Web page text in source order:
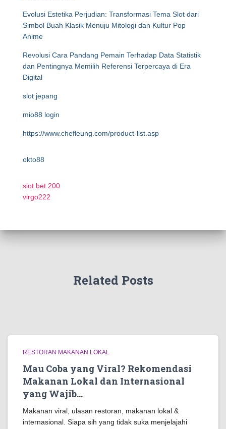
Evolusi Estetika Perjudian: Transformasi Tema Slot dari
Simbol Buah Klasik Menuju Mitologi dan Kultur Pop
Anime
Revolusi Cara Pandang Pemain Terhadap Data Statistik
dan Pentingnya Memilih Referensi Terpercaya di Era
Digital
slot jepang
mio88 login
https://www.chefleung.com/product-list.asp
okto88
slot bet 200
virgo222
Related Posts
RESTORAN MAKANAN LOKAL
Mau Coba yang Viral? Rekomendasi
Makanan Lokal dan Internasional
yang Wajib…
Makanan viral, ulasan restoran, makanan lokal &
internasional. Siapa sih yang tidak suka menjelajahi